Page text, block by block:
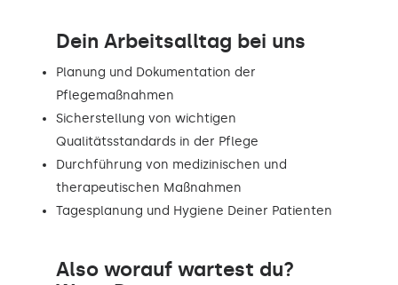
Dein Arbeitsalltag bei uns
Planung und Dokumentation der
Pflegemaßnahmen
Sicherstellung von wichtigen
Qualitätsstandards in der Pflege
Durchführung von medizinischen und
therapeutischen Maßnahmen
Tagesplanung und Hygiene Deiner Patienten
Also worauf wartest du?